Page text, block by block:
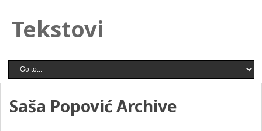
Tekstovi
Saša Popović Archive